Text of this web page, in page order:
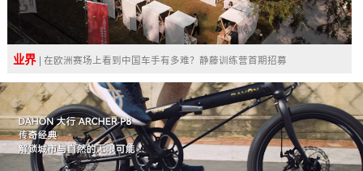
业界 | 在欧洲赛场上看到中国车手有多难？静藤训练营首期招募